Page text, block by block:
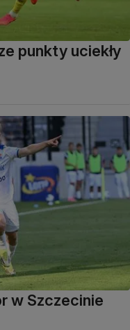
punkty uciekły
w Szczecinie